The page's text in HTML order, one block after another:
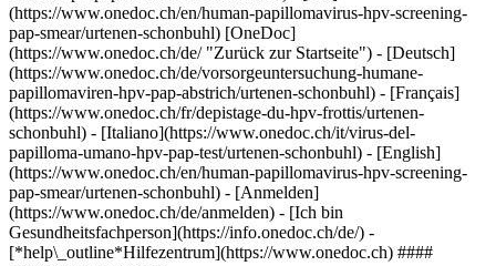
(https://www.onedoc.ch/en/human-papillomavirus-hpv-screening-
pap-smear/urtenen-schonbuhl) [OneDoc]
(https://www.onedoc.ch/de/ "Zurück zur Startseite") - [Deutsch]
(https://www.onedoc.ch/de/vorsorgeuntersuchung-humane-
papillomaviren-hpv-pap-abstrich/urtenen-schonbuhl) - [Français]
(https://www.onedoc.ch/fr/depistage-du-hpv-frottis/urtenen-
schonbuhl) - [Italiano](https://www.onedoc.ch/it/virus-del-
papilloma-umano-hpv-pap-test/urtenen-schonbuhl) - [English]
(https://www.onedoc.ch/en/human-papillomavirus-hpv-screening-
pap-smear/urtenen-schonbuhl) - [Anmelden]
(https://www.onedoc.ch/de/anmelden) - [Ich bin
Gesundheitsfachperson](https://info.onedoc.ch/de/) -
[*help\_outline*Hilfezentrum](https://www.onedoc.ch) ####